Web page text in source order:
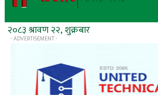
२०८३ श्रावण २२, शुक्रबार
- ADVERTISEMENT -